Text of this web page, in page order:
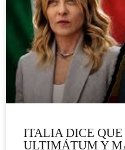
ITALIA DICE QUE
ULTIMÁTUM Y